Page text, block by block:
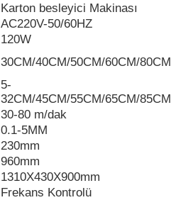
Karton besleyici Makinası
AC220V-50/60HZ
120W
30CM/40CM/50CM/60CM/80CM
5-
32CM/45CM/55CM/65CM/85CM
30-80 m/dak
0.1-5MM
230mm
960mm
1310X430X900mm
Frekans Kontrolü